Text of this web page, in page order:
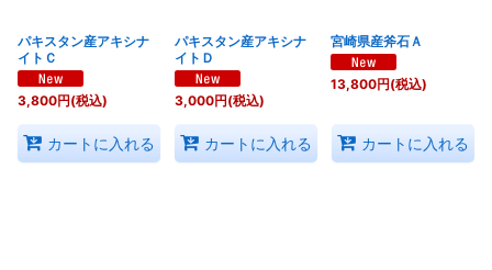
パキスタン産アキシナ
イトＣ
3,800円(税込)
カートに入れる
パキスタン産アキシナ
イトＤ
3,000円(税込)
カートに入れる
宮崎県産斧石Ａ
13,800円(税込)
カートに入れる